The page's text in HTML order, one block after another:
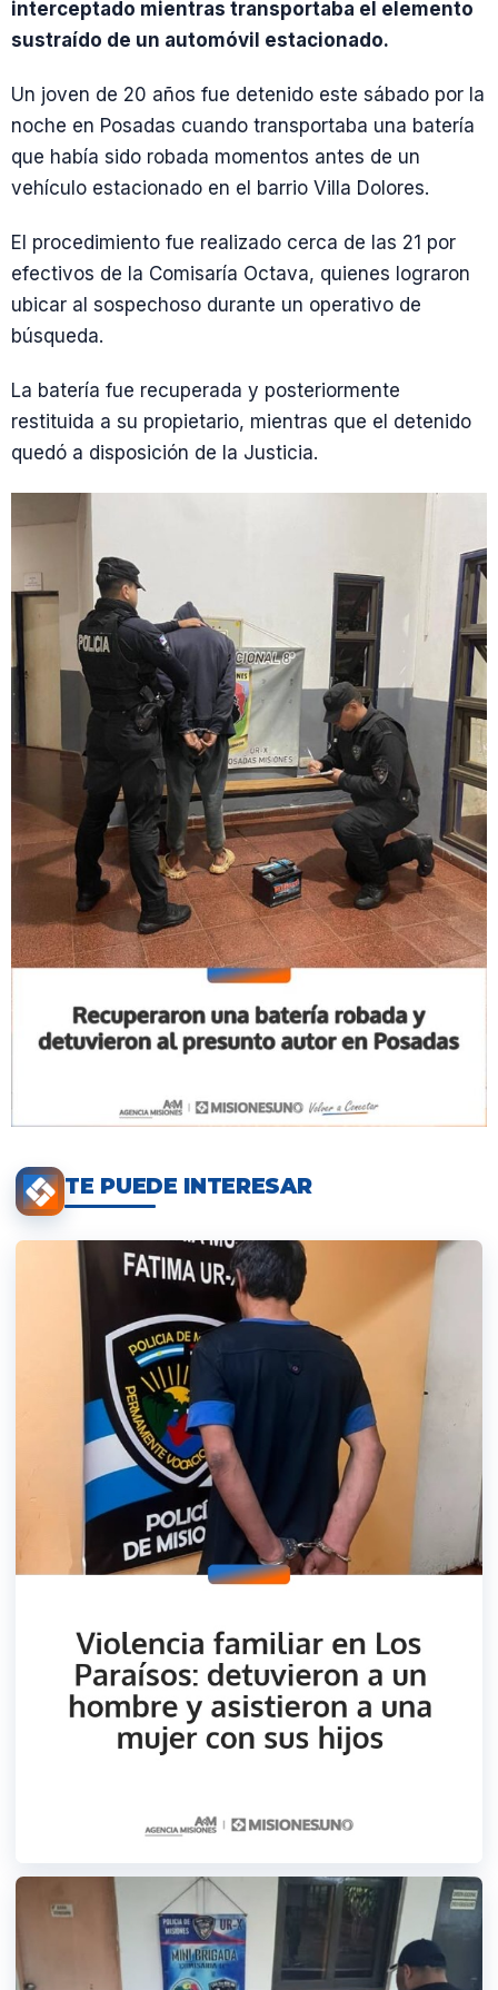
interceptado mientras transportaba el elemento
sustraído de un automóvil estacionado.
Un joven de 20 años fue detenido este sábado por la
noche en Posadas cuando transportaba una batería
que había sido robada momentos antes de un
vehículo estacionado en el barrio Villa Dolores.
El procedimiento fue realizado cerca de las 21 por
efectivos de la Comisaría Octava, quienes lograron
ubicar al sospechoso durante un operativo de
búsqueda.
La batería fue recuperada y posteriormente
restituida a su propietario, mientras que el detenido
quedó a disposición de la Justicia.
TE PUEDE INTERESAR